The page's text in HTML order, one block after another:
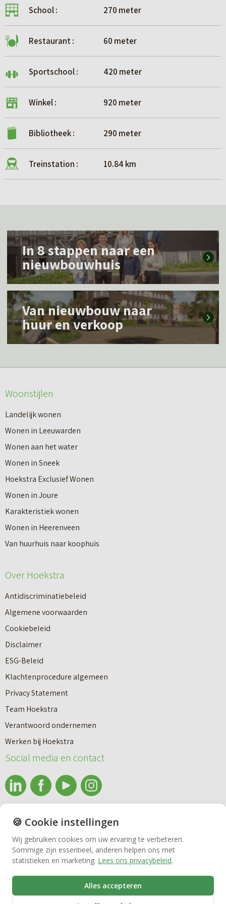
Nieuwbouw
Huren
Bedrijfsmakelaardij
Vastgoedbeheer
VvE beheer
School : 270 meter
Restaurant : 60 meter
Sportschool : 420 meter
Winkel : 920 meter
Bibliotheek : 290 meter
Treinstation : 10.84 km
L
s
m
e
o
e
r
I
n
8
s
t
a
p
p
n
n
a
a
r
e
e
n
n
i
e
u
o
w
In 8 stappen naar een
nieuwbouwhuis
L
e
s
e
o
v
e
r
V
a
n
n
e
u
Van nieuwbouw naar
huur en verkoop
Woonstijlen
Landelijk wonen
Wonen in Leeuwarden
Wonen aan het water
Wonen in Sneek
Hoekstra Exclusief Wonen
Wonen in Joure
Karakteristiek wonen
Wonen in Heerenveen
Van huurhuis naar koophuis
Over Hoekstra
Antidiscriminatiebeleid
Algemene voorwaarden
Cookiebeleid
Disclaimer
ESG-Beleid
Klachtenprocedure algemeen
Privacy Statement
Team Hoekstra
Verantwoord ondernemen
Werken bij Hoekstra
Social media en contact
info@makelaardijhoekstra.nl
Alle contactgegevens
Bekijk de laatste nieuwsbrief van Makelaardij Hoekstra
Inschrijven nieuwsbrief Makelaardij Hoekstra
🍪 Cookie instellingen
Wij gebruiken cookies om uw ervaring te verbeteren.
Sommige zijn essentieel, anderen helpen ons met
statistieken en marketing. Lees ons privacybeleid.
Alles accepteren